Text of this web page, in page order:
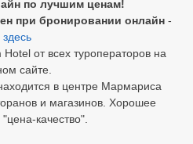
по лучшим ценам!
при бронировании онлайн -
здесь
от всех туроператоров на
сайте.
в центре Мармариса
и магазинов. Хорошее
качество".